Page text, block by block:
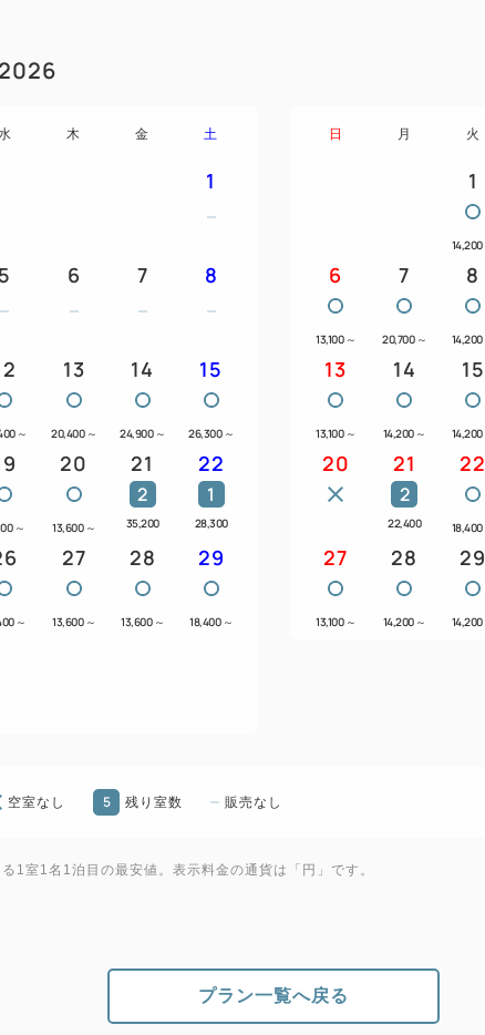
2026
木 金 土
1
5 6 7 8
～
13
20,400 ～
14
24,900 ～
15
26,300 ～
～
20
13,600 ～
21
2
35,200
22
1
28,300
～
27
13,600 ～
28
13,600 ～
29
18,400 ～
日 月 火
1
14,200
6
13,100 ～
7
20,700 ～
8
14,200
13
13,100 ～
14
14,200 ～
15
14,200
20 21
2
22,400
22
18,400
27
13,100 ～
28
14,200 ～
29
14,200
空室なし 5 残り室数 販売なし
1室1名1泊目の最安値。表示料金の通貨は「円」です。
プラン一覧へ戻る